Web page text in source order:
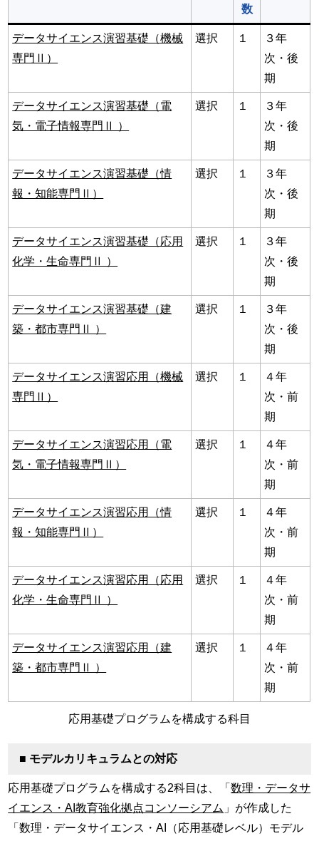
数
データサイエンス演習基礎（機械
専門Ⅱ）
選択 １
３年
次・後
期
データサイエンス演習基礎（電
気・電子情報専門Ⅱ ）
選択 １
３年
次・後
期
データサイエンス演習基礎（情
報・知能専門Ⅱ）
選択 １
３年
次・後
期
データサイエンス演習基礎（応用
化学・生命専門Ⅱ ）
選択 １
３年
次・後
期
データサイエンス演習基礎（建
築・都市専門Ⅱ ）
選択 １
３年
次・後
期
データサイエンス演習応用（機械
専門Ⅱ）
選択 １
４年
次・前
期
データサイエンス演習応用（電
気・電子情報専門Ⅱ）
選択 １
４年
次・前
期
データサイエンス演習応用（情
報・知能専門Ⅱ）
選択 １
４年
次・前
期
データサイエンス演習応用（応用
化学・生命専門Ⅱ ）
選択 １
４年
次・前
期
データサイエンス演習応用（建
築・都市専門Ⅱ ）
選択 １
４年
次・前
期
応用基礎プログラムを構成する科目
■ モデルカリキュラムとの対応
応用基礎プログラムを構成する2科目は、「数理・データサ
イエンス・AI教育強化拠点コンソーシアム 」が作成した
「数理・データサイエンス・AI（応用基礎レベル）モデル